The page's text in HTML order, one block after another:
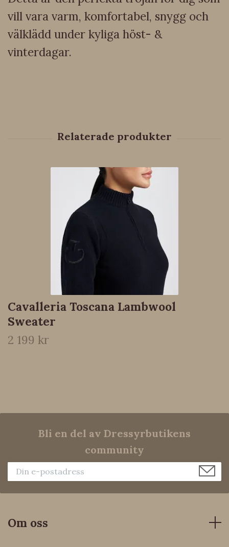
vill vara varm, komfortabel, snygg och
välklädd under kyliga höst- &
vinterdagar.
Cavalleria Toscana Lambwool
Sweater
2 199 kr
Bli en del av Dressyrbutikens
community
Om oss